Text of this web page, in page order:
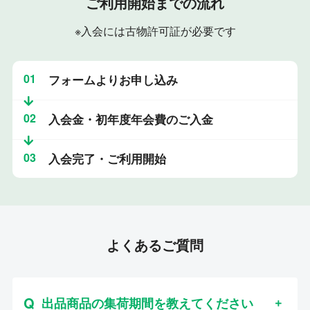
※入会には古物許可証が必要です
01 フォームよりお申し込み
02 入会金・初年度年会費のご入金
03 入会完了・ご利用開始
よくあるご質問
出品商品の集荷期間を教えてください